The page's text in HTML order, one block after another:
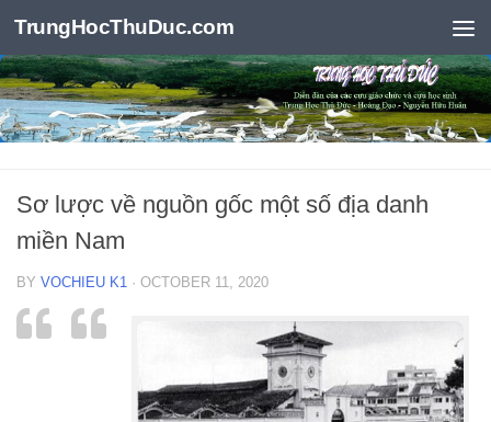
Skip to content
TrungHocThuDuc.com
Sơ lược về nguồn gốc một số địa danh
miền Nam
BY VOCHIEU K1 · OCTOBER 11, 2020